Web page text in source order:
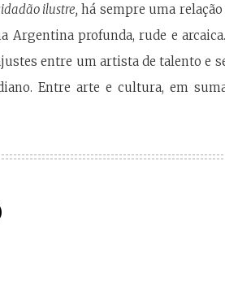
ilustre, há sempre uma
profunda, rude e
entre um artista de talento e
Entre arte e cultura, em